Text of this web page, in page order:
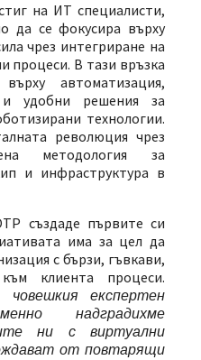
на ИТ специалисти,
да се фокусира върху
чрез интегриране на
процеси. В тази връзка
автоматизация,
и удобни решения за
технологии.
революция чрез
методология за
и инфраструктура в
създаде първите си
има за цел да
с бързи, гъвкави,
клиента процеси.
човешкия експертен
надградихме
ни с виртуални
от повтарящи